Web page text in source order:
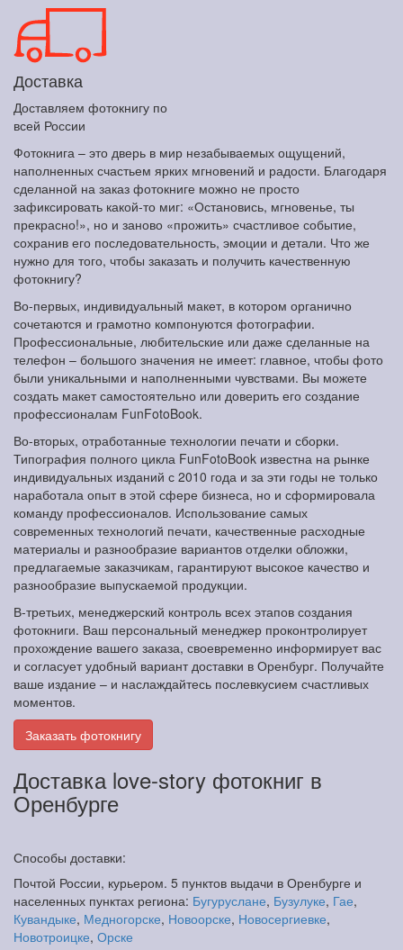
Доставка
Доставляем фотокнигу по
всей России
Фотокнига – это дверь в мир незабываемых ощущений,
наполненных счастьем ярких мгновений и радости. Благодаря
сделанной на заказ фотокниге можно не просто
зафиксировать какой-то миг: «Остановись, мгновенье, ты
прекрасно!», но и заново «прожить» счастливое событие,
сохранив его последовательность, эмоции и детали. Что же
нужно для того, чтобы заказать и получить качественную
фотокнигу?
Во-первых, индивидуальный макет, в котором органично
сочетаются и грамотно компонуются фотографии.
Профессиональные, любительские или даже сделанные на
телефон – большого значения не имеет: главное, чтобы фото
были уникальными и наполненными чувствами. Вы можете
создать макет самостоятельно или доверить его создание
профессионалам FunFotoBook.
Во-вторых, отработанные технологии печати и сборки.
Типография полного цикла FunFotoBook известна на рынке
индивидуальных изданий с 2010 года и за эти годы не только
наработала опыт в этой сфере бизнеса, но и сформировала
команду профессионалов. Использование самых
современных технологий печати, качественные расходные
материалы и разнообразие вариантов отделки обложки,
предлагаемые заказчикам, гарантируют высокое качество и
разнообразие выпускаемой продукции.
В-третьих, менеджерский контроль всех этапов создания
фотокниги. Ваш персональный менеджер проконтролирует
прохождение вашего заказа, своевременно информирует вас
и согласует удобный вариант доставки в Оренбург. Получайте
ваше издание – и наслаждайтесь послевкусием счастливых
моментов.
Заказать фотокнигу
Доставка love-story фотокниг в
Оренбурге
Способы доставки:
Почтой России, курьером. 5 пунктов выдачи в Оренбурге и
населенных пунктах региона: Бугуруслане, Бузулуке, Гае,
Кувандыке, Медногорске, Новоорске, Новосергиевке,
Новотроицке, Орске